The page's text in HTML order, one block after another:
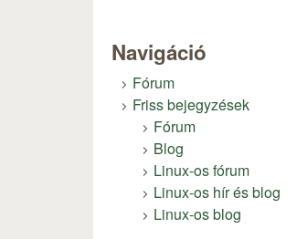
Navigáció
Fórum
Friss bejegyzések
Fórum
Blog
Linux-os fórum
Linux-os hír és blog
Linux-os blog